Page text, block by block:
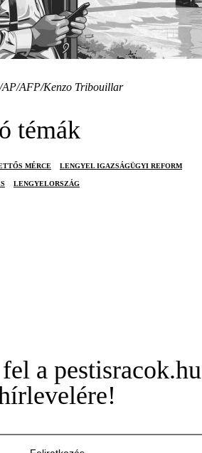
AFP/Kenzo Tribouillar
témák
MÉRCE LENGYEL IGAZSÁGÜGYI REFORM
LENGYELORSZÁG
a pestisracok.hu